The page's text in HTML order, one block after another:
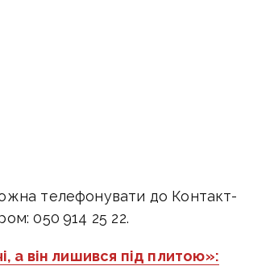
телефонувати до Контакт-
050 914 25 22.
а він лишився під плитою»: